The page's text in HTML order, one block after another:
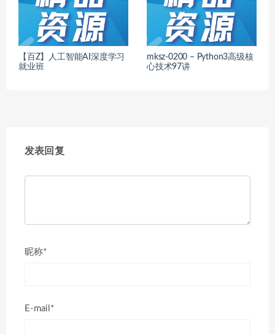
【百Z】人工智能AI深度学习
就业班
mksz-0200 – Python3高级核
心技术97讲
发表回复
昵称*
E-mail*